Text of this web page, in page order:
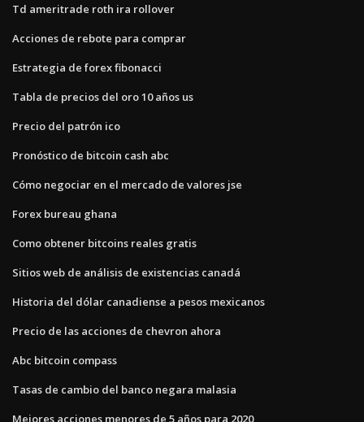
Td ameritrade roth ira rollover
Acciones de rebote para comprar
Estrategia de forex fibonacci
Tabla de precios del oro 10 años us
Precio del patrón ico
Pronóstico de bitcoin cash abc
Cómo negociar en el mercado de valores jse
Forex bureau ghana
Como obtener bitcoins reales gratis
Sitios web de análisis de existencias canadá
Historia del dólar canadiense a pesos mexicanos
Precio de las acciones de chevron ahora
Abc bitcoin compass
Tasas de cambio del banco negara malasia
Mejores acciones menores de 5 años para 2020